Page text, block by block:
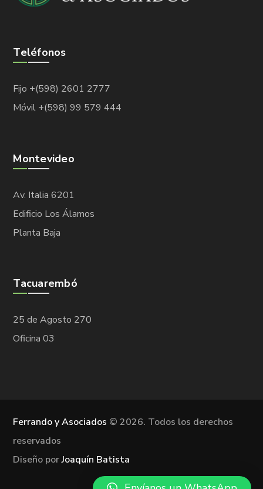
Teléfonos
Fijo +(598) 2601 2777
Móvil +(598) 99 579 444
Montevideo
Av. Italia 6201
Edificio Los Álamos
Planta Baja
Tacuarembó
25 de Agosto 270
Oficina 03
Ferrando y Asociados ©2026. Todos los derechos
reservados
Diseño porJoaquín Batista